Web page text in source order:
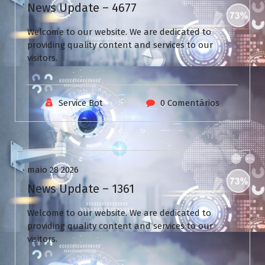
News Update – 4677
Welcome to our website. We are dedicated to
providing quality content and services to our
visitors.
Service Bot 0 Comentários
Uncategorized
maio 28 2026
News Update – 1361
Welcome to our website. We are dedicated to
providing quality content and services to our
visitors.